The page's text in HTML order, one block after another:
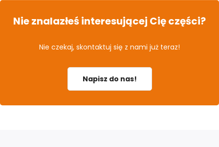
Nie znalazłeś interesującej Cię części?
Nie czekaj, skontaktuj się z nami już teraz!
Napisz do nas!